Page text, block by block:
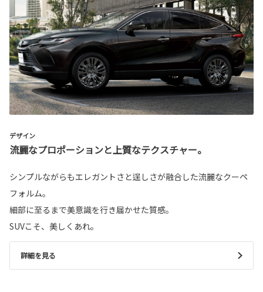
デザイン
流麗なプロポーションと上質なテクスチャー。
シンプルながらもエレガントさと逞しさが融合した流麗なクーペ
フォルム。
細部に至るまで美意識を行き届かせた質感。
SUVこそ、美しくあれ。
詳細を見る